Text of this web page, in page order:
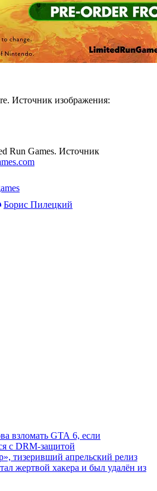
Источник изображения:
Run Games. Источник
Борис Пилецкий
взломать GTA 6, если
с DRM-защитой
тизеривший апрельский релиз
жертвой хакера и был удалён из